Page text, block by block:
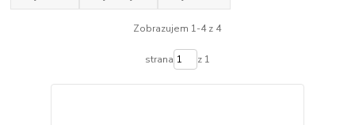
Zobrazujem 1-4 z 4
strana z 1